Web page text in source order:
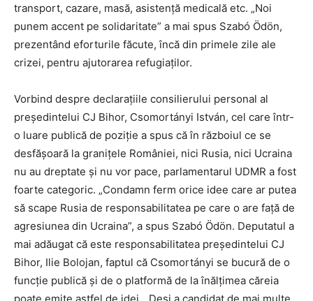
transport, cazare, masă, asistență medicală etc. „Noi
punem accent pe solidaritate” a mai spus Szabó Ödön,
prezentând eforturile făcute, încă din primele zile ale
crizei, pentru ajutorarea refugiaților.
Vorbind despre declarațiile consilierului personal al
președintelui CJ Bihor, Csomortányi István, cel care într-
o luare publică de poziție a spus că în războiul ce se
desfășoară la granițele României, nici Rusia, nici Ucraina
nu au dreptate și nu vor pace, parlamentarul UDMR a fost
foarte categoric. „Condamn ferm orice idee care ar putea
să scape Rusia de responsabilitatea pe care o are față de
agresiunea din Ucraina”, a spus Szabó Ödön. Deputatul a
mai adăugat că este responsabilitatea președintelui CJ
Bihor, Ilie Bolojan, faptul că Csomortányi se bucură de o
funcție publică și de o platformă de la înălțimea căreia